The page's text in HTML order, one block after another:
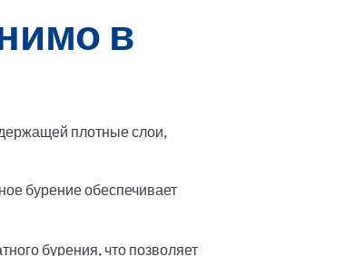
в
плотные слои,
бурение обеспечивает
бурения, что позволяет